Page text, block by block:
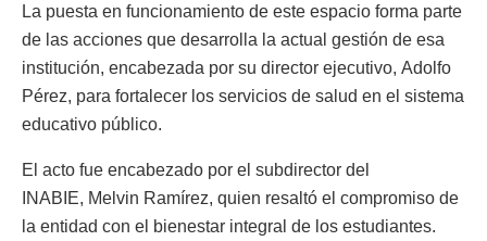
La puesta en funcionamiento de este espacio forma parte
de las acciones que desarrolla la actual gestión de esa
institución, encabezada por su director ejecutivo, Adolfo
Pérez, para fortalecer los servicios de salud en el sistema
educativo público.
El acto fue encabezado por el subdirector del
INABIE, Melvin Ramírez, quien resaltó el compromiso de
la entidad con el bienestar integral de los estudiantes.